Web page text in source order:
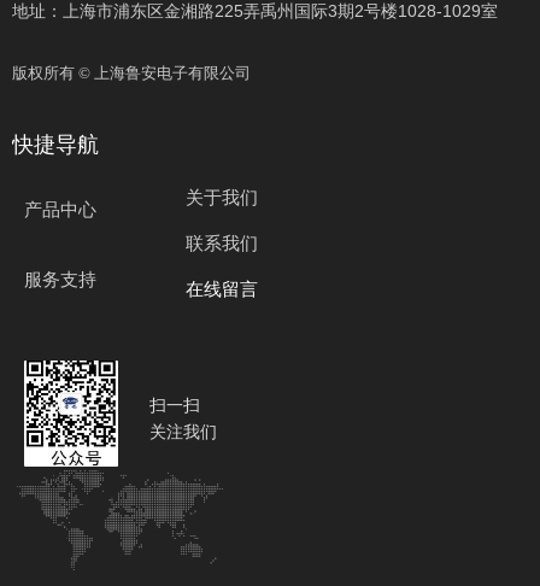
扫一扫
关注我们
版权所有 © 上海鲁安电子有限公司
地址：上海市浦东区金湘路225弄禹州国际3期2号楼1028-1029室
产品中心
服务支持
关于我们
联系我们
在线留言
快捷导航